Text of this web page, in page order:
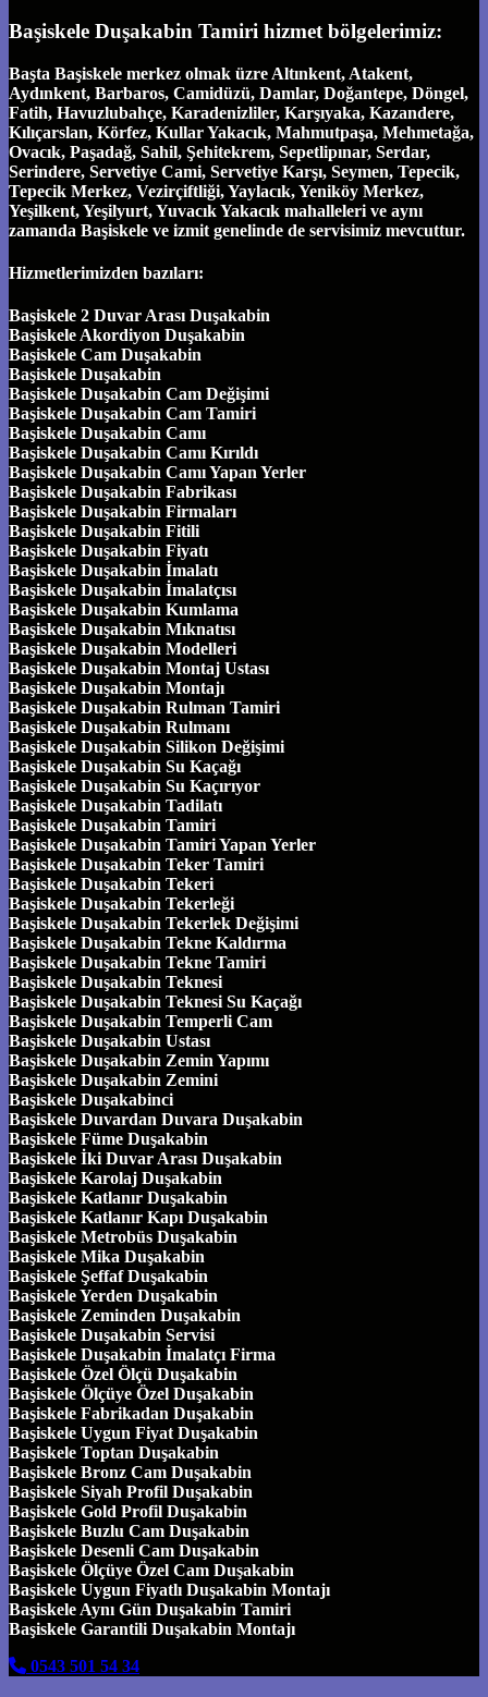
Başiskele Duşakabin Tamiri hizmet bölgelerimiz:
Başta Başiskele merkez olmak üzre Altınkent, Atakent,
Aydınkent, Barbaros, Camidüzü, Damlar, Doğantepe, Döngel,
Fatih, Havuzlubahçe, Karadenizliler, Karşıyaka, Kazandere,
Kılıçarslan, Körfez, Kullar Yakacık, Mahmutpaşa, Mehmetağa,
Ovacık, Paşadağ, Sahil, Şehitekrem, Sepetlipınar, Serdar,
Serindere, Servetiye Cami, Servetiye Karşı, Seymen, Tepecik,
Tepecik Merkez, Vezirçiftliği, Yaylacık, Yeniköy Merkez,
Yeşilkent, Yeşilyurt, Yuvacık Yakacık mahalleleri ve aynı
zamanda Başiskele ve izmit genelinde de servisimiz mevcuttur.
Hizmetlerimizden bazıları:
Başiskele 2 Duvar Arası Duşakabin
Başiskele Akordiyon Duşakabin
Başiskele Cam Duşakabin
Başiskele Duşakabin
Başiskele Duşakabin Cam Değişimi
Başiskele Duşakabin Cam Tamiri
Başiskele Duşakabin Camı
Başiskele Duşakabin Camı Kırıldı
Başiskele Duşakabin Camı Yapan Yerler
Başiskele Duşakabin Fabrikası
Başiskele Duşakabin Firmaları
Başiskele Duşakabin Fitili
Başiskele Duşakabin Fiyatı
Başiskele Duşakabin İmalatı
Başiskele Duşakabin İmalatçısı
Başiskele Duşakabin Kumlama
Başiskele Duşakabin Mıknatısı
Başiskele Duşakabin Modelleri
Başiskele Duşakabin Montaj Ustası
Başiskele Duşakabin Montajı
Başiskele Duşakabin Rulman Tamiri
Başiskele Duşakabin Rulmanı
Başiskele Duşakabin Silikon Değişimi
Başiskele Duşakabin Su Kaçağı
Başiskele Duşakabin Su Kaçırıyor
Başiskele Duşakabin Tadilatı
Başiskele Duşakabin Tamiri
Başiskele Duşakabin Tamiri Yapan Yerler
Başiskele Duşakabin Teker Tamiri
Başiskele Duşakabin Tekeri
Başiskele Duşakabin Tekerleği
Başiskele Duşakabin Tekerlek Değişimi
Başiskele Duşakabin Tekne Kaldırma
Başiskele Duşakabin Tekne Tamiri
Başiskele Duşakabin Teknesi
Başiskele Duşakabin Teknesi Su Kaçağı
Başiskele Duşakabin Temperli Cam
Başiskele Duşakabin Ustası
Başiskele Duşakabin Zemin Yapımı
Başiskele Duşakabin Zemini
Başiskele Duşakabinci
Başiskele Duvardan Duvara Duşakabin
Başiskele Füme Duşakabin
Başiskele İki Duvar Arası Duşakabin
Başiskele Karolaj Duşakabin
Başiskele Katlanır Duşakabin
Başiskele Katlanır Kapı Duşakabin
Başiskele Metrobüs Duşakabin
Başiskele Mika Duşakabin
Başiskele Şeffaf Duşakabin
Başiskele Yerden Duşakabin
Başiskele Zeminden Duşakabin
Başiskele Duşakabin Servisi
Başiskele Duşakabin İmalatçı Firma
Başiskele Özel Ölçü Duşakabin
Başiskele Ölçüye Özel Duşakabin
Başiskele Fabrikadan Duşakabin
Başiskele Uygun Fiyat Duşakabin
Başiskele Toptan Duşakabin
Başiskele Bronz Cam Duşakabin
Başiskele Siyah Profil Duşakabin
Başiskele Gold Profil Duşakabin
Başiskele Buzlu Cam Duşakabin
Başiskele Desenli Cam Duşakabin
Başiskele Ölçüye Özel Cam Duşakabin
Başiskele Uygun Fiyatlı Duşakabin Montajı
Başiskele Aynı Gün Duşakabin Tamiri
Başiskele Garantili Duşakabin Montajı
0543 501 54 34